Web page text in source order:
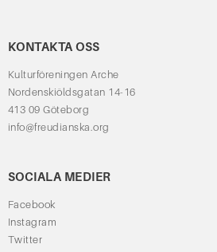
KONTAKTA OSS
Kulturföreningen Arche
Nordenskiöldsgatan 14-16
413 09 Göteborg
info@freudianska.org
SOCIALA MEDIER
Facebook
Instagram
Twitter